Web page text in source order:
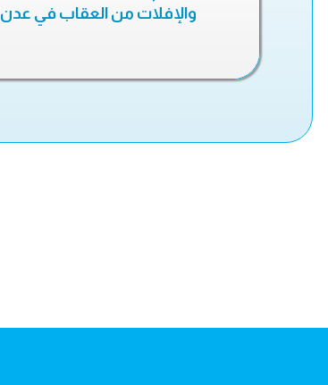
والإفلات من العقاب في عدن